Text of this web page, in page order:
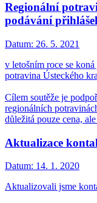
Regionální
podávání
Datum: 26. 5. 2021
v letošním roce se
potravina Ústeckého
Cílem soutěže je
regionálních
důležitá pouze cena,
Aktualizace
Datum: 14. 1. 2020
Aktualizovali jsme